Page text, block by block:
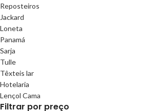
Reposteiros
Jackard
Loneta
Panamá
Sarja
Tulle
Têxteis lar
Hotelaria
Lençol Cama
Filtrar por preço